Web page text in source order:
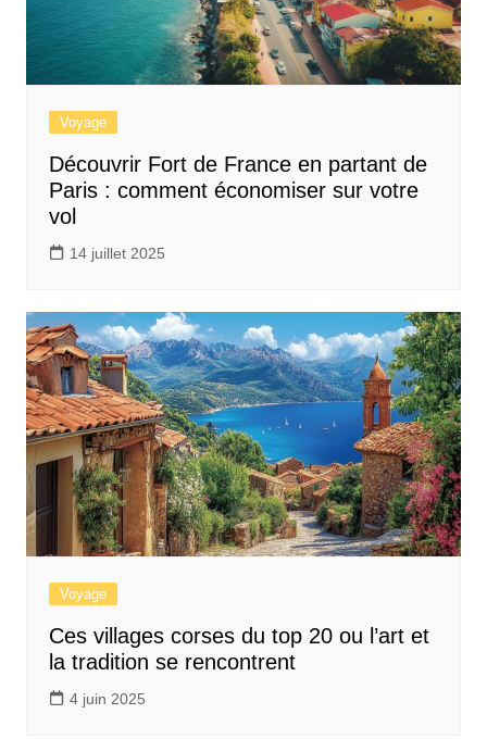
Voyage
Découvrir Fort de France en partant de
Paris : comment économiser sur votre
vol
14 juillet 2025
Voyage
Ces villages corses du top 20 ou l’art et
la tradition se rencontrent
4 juin 2025